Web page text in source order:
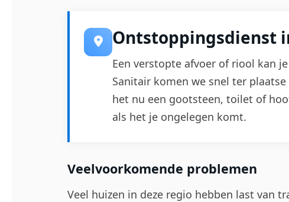
Ontstoppingsdienst
Een verstopte afvoer of riool kan
Sanitair komen we snel ter
het nu een gootsteen, toilet of
als het je ongelegen komt.
Veelvoorkomende problemen
Veel huizen in deze regio hebben last van